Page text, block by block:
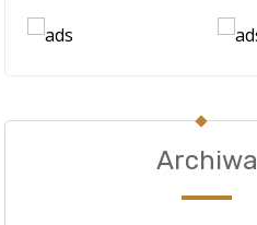
Archiwa